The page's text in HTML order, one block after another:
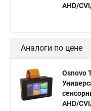
AHD/
Аналоги по цене
Osnovo
AHD/